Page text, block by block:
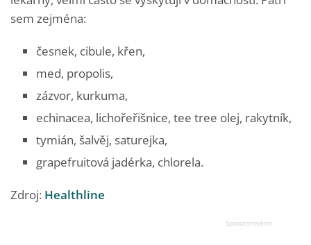
sem zejména:
česnek, cibule, křen,
med, propolis,
zázvor, kurkuma,
echinacea, lichořeřišnice, tee tree olej, rakytník,
tymián, šalvěj, saturejka,
grapefruitová jadérka, chlorela.
Zdroj: Healthline